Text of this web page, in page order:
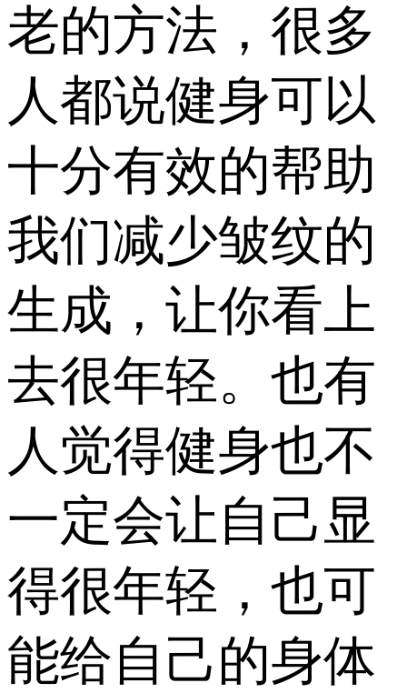
老的方法，很多
人都说健身可以
十分有效的帮助
我们减少皱纹的
生成，让你看上
去很年轻。也有
人觉得健身也不
一定会让自己显
得很年轻，也可
能给自己的身体